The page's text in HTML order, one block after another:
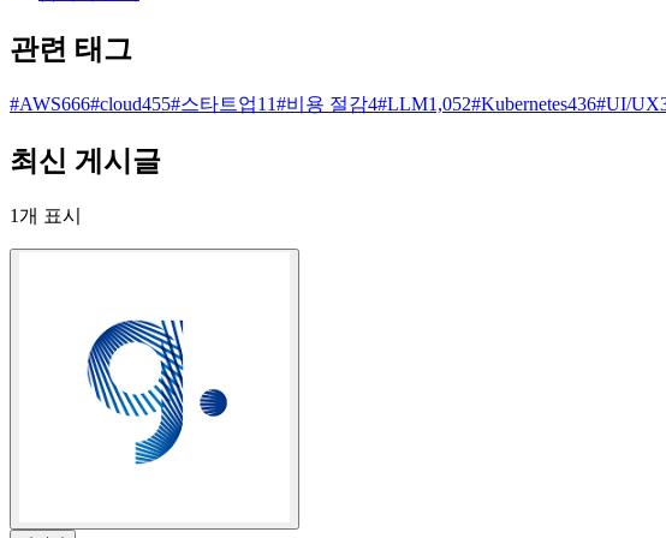
관련 태그
#AWS666#cloud455#스타트업11#비용 절감4#LLM1,052#Kubernetes436#UI/UX
최신 게시글
1개 표시